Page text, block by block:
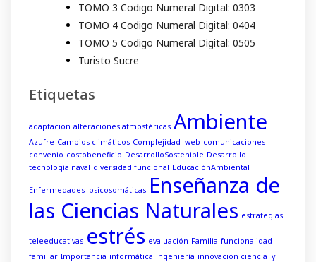
TOMO 3 Codigo Numeral Digital: 0303
TOMO 4 Codigo Numeral Digital: 0404
TOMO 5 Codigo Numeral Digital: 0505
Turisto Sucre
Etiquetas
adaptación alteraciones atmosféricas Ambiente
Azufre Cambios climáticos Complejidad web comunicaciones
convenio costobeneficio DesarrolloSostenible Desarrollo
tecnología naval diversidad funcional EducaciónAmbiental
Enfermedades psicosomáticas Enseñanza de
las Ciencias Naturales estrategias
teleeducativas estrés evaluación Familia funcionalidad
familiar Importancia informática ingeniería innovación ciencia y